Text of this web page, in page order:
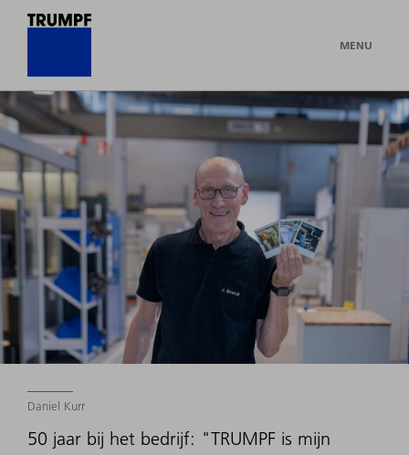
MENU
Daniel Kurr
50 jaar bij het bedrijf: "TRUMPF is mijn